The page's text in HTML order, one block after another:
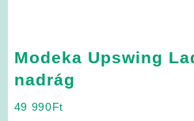
Modeka Upswing
nadrág
49 990Ft